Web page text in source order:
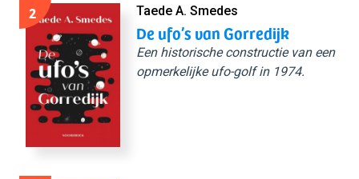
2 Taede A. Smedes
De ufo’s van Gorredijk
Een historische constructie van een
opmerkelijke ufo-golf in 1974.